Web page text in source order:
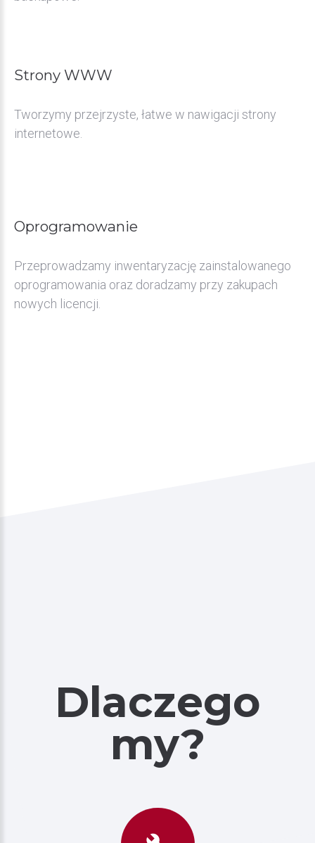
Strony WWW
Tworzymy przejrzyste, łatwe w nawigacji strony
internetowe.
Oprogramowanie
Przeprowadzamy inwentaryzację zainstalowanego
oprogramowania oraz doradzamy przy zakupach
nowych licencji.
Dlaczego
my?